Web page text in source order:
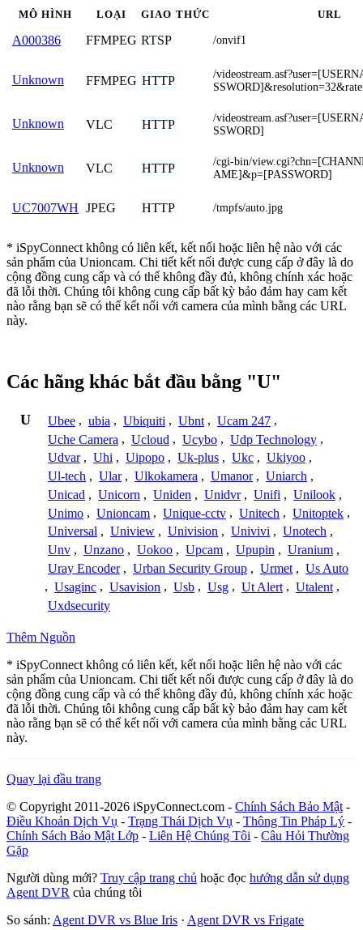
MÔ HÌNH LOẠI GIAO THỨC URL
A000386 FFMPEG RTSP /onvif1
Unknown FFMPEG HTTP
/
Unknown VLC HTTP
/
SSWORD]
Unknown VLC HTTP
/cgi-bin/
AME]&p=[PASSWORD]
UC7007WH JPEG HTTP /tmpfs/auto.jpg
* iSpyConnect không có liên kết, kết nối hoặc liên hệ nào với các
sản phẩm của Unioncam. Chi tiết kết nối được cung cấp ở đây là do
cộng đồng cung cấp và có thể không đầy đủ, không chính xác hoặc
đã lỗi thời. Chúng tôi không cung cấp bất kỳ bảo đảm hay cam kết
nào rằng bạn sẽ có thể kết nối với camera của mình bằng các URL
này.
Các hãng khác bắt đầu bằng "U"
U Ubee , ubia , Ubiquiti , Ubnt , Ucam 247 ,
Uche Camera , Ucloud , Ucybo , Udp Technology ,
Udvar , Uhi , Uipopo , Uk-plus , Ukc , Ukiyoo ,
Ul-tech , Ular , Ulkokamera , Umanor , Uniarch ,
Unicad , Unicorn , Uniden , Unidvr , Unifi , Unilook ,
Unimo , Unioncam , Unique-cctv , Unitech , Unitoptek ,
Universal , Uniview , Univision , Univivi , Unotech ,
Unv , Unzano , Uokoo , Upcam , Upupin , Uranium ,
Uray Encoder , Urban Security Group , Urmet , Us Auto
, Usaginc , Usavision , Usb , Usg , Ut Alert , Utalent ,
Uxdsecurity
Thêm Nguồn
* iSpyConnect không có liên kết, kết nối hoặc liên hệ nào với các
sản phẩm của Unioncam. Chi tiết kết nối được cung cấp ở đây là do
cộng đồng cung cấp và có thể không đầy đủ, không chính xác hoặc
đã lỗi thời. Chúng tôi không cung cấp bất kỳ bảo đảm hay cam kết
nào rằng bạn sẽ có thể kết nối với camera của mình bằng các URL
này.
Quay lại đầu trang
© Copyright 2011-2026 iSpyConnect.com - Chính Sách Bảo Mật -
Điều Khoản Dịch Vụ - Trạng Thái Dịch Vụ - Thông Tin Pháp Lý -
Chính Sách Bảo Mật Lớp - Liên Hệ Chúng Tôi - Câu Hỏi Thường
Gặp
Người dùng mới? Truy cập trang chủ hoặc đọc hướng dẫn sử dụng
Agent DVR của chúng tôi
So sánh: Agent DVR vs Blue Iris · Agent DVR vs Frigate